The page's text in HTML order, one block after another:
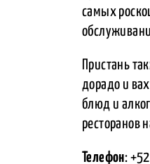
самых
Пристань
дорадо и
блюд и
ресторанов
Телефон: